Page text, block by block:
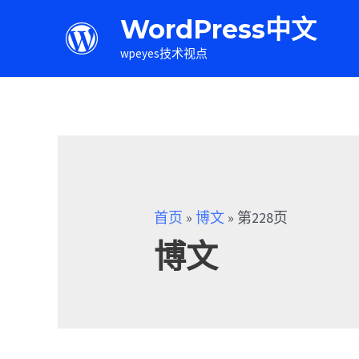
WordPress中文
wpeyes技术视点
首页 »博文 » 第228页
博文